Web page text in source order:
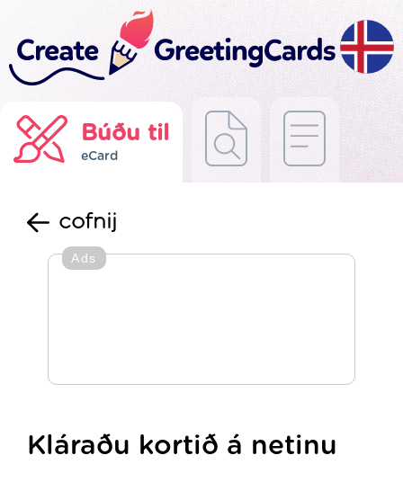
Búðu til
eCard
cofnij
Ads
Kláraðu kortið á netinu